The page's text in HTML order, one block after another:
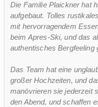
Die Familie Plaickner hat
aufgebaut. Tolles
mit hervorragendem
beim Apres-Ski, und das
authentisches Bergfeeling
Das Team hat eine
großer Hochzeiten, und
manövrieren sie jederzeit
den Abend, und schaffen